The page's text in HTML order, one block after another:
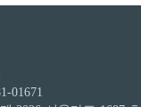
01671